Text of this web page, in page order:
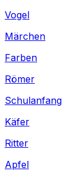
Vogel
Märchen
Farben
Römer
Schulanfang
Käfer
Ritter
Apfel